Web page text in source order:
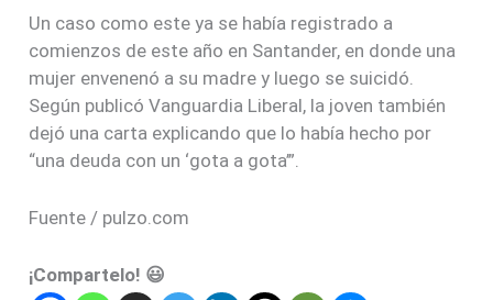
Un caso como este ya se había registrado a
comienzos de este año en Santander, en donde una
mujer envenenó a su madre y luego se suicidó.
Según publicó Vanguardia Liberal, la joven también
dejó una carta explicando que lo había hecho por
“una deuda con un ‘gota a gota’”.
Fuente / pulzo.com
¡Compartelo! 😃